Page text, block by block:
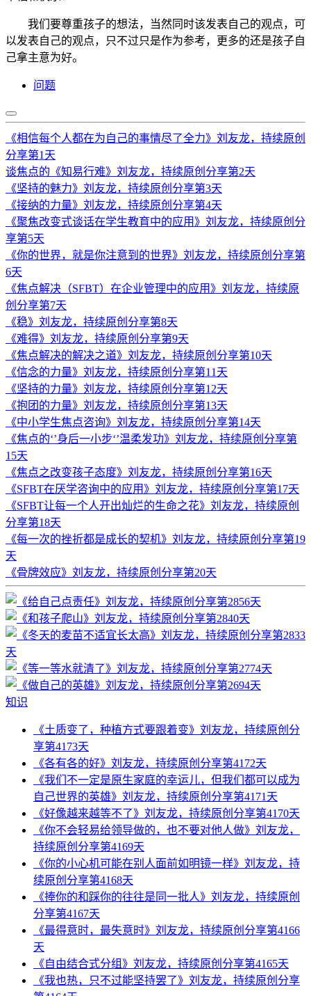
我们要尊重孩子的想法，当然同时该发表自己的观点，可
以发表自己的观点，只不过只是作为参考，更多的还是孩子自
己拿主意为好。
问题
《相信每个人都在为自己的事情尽了全力》刘友龙，持续原创
分享第1天
谈焦点的《知易行难》刘友龙，持续原创分享第2天
《坚持的魅力》刘友龙，持续原创分享第3天
《接纳的力量》刘友龙，持续原创分享第4天
《聚焦改变式谈话在学生教育中的应用》刘友龙，持续原创分
享第5天
《你的世界，就是你注意到的世界》刘友龙，持续原创分享第
6天
《焦点解决（SFBT）在企业管理中的应用》刘友龙，持续原
创分享第7天
《稳》刘友龙，持续原创分享第8天
《难得》刘友龙，持续原创分享第9天
《焦点解决的解决之道》刘友龙，持续原创分享第10天
《信念的力量》刘友龙，持续原创分享第11天
《坚持的力量》刘友龙，持续原创分享第12天
《抱团的力量》刘友龙，持续原创分享第13天
《中小学生焦点咨询》刘友龙，持续原创分享第14天
《焦点的‘’身后一小步‘’温柔发功》刘友龙，持续原创分享第
15天
《焦点之改变孩子态度》刘友龙，持续原创分享第16天
《SFBT在厌学咨询中的应用》刘友龙，持续原创分享第17天
《SFBT让每一个人开出灿烂的生命之花》刘友龙，持续原创
分享第18天
《每一次的挫折都是成长的契机》刘友龙，持续原创分享第19
天
《骨牌效应》刘友龙，持续原创分享第20天
知识
《土质变了，种植方式要跟着变》刘友龙，持续原创分
享第4173天
《各有各的好》刘友龙，持续原创分享第4172天
《我们不一定是原生家庭的幸运儿，但我们都可以成为
自己世界的英雄》刘友龙，持续原创分享第4171天
《好像越来越等不了》刘友龙，持续原创分享第4170天
《你不会轻易给领导做的，也不要对他人做》刘友龙，
持续原创分享第4169天
《你的小心机可能在别人面前如明镜一样》刘友龙，持
续原创分享第4168天
《捧你的和踩你的往往是同一批人》刘友龙，持续原创
分享第4167天
《最得意时，最失意时》刘友龙，持续原创分享第4166
天
《自由结合式分组》刘友龙，持续原创分享第4165天
《我也热，只不过能坚持罢了》刘友龙，持续原创分享